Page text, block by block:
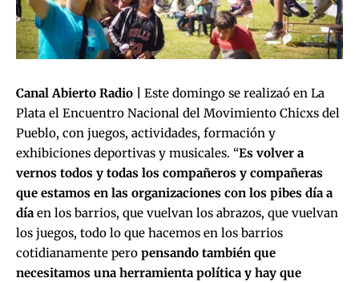
Canal Abierto Radio |
Este domingo se realizaó en La
Plata el Encuentro Nacional del Movimiento Chicxs del
Pueblo, con juegos, actividades, formación y
exhibiciones deportivas y musicales. “Es volver a
vernos todos y todas los compañeros y compañeras
que estamos en las organizaciones con los pibes día a
día en los barrios, que vuelvan los abrazos, que vuelvan
los juegos, todo lo que hacemos en los barrios
cotidianamente pero pensando también que
necesitamos una herramienta política y hay que